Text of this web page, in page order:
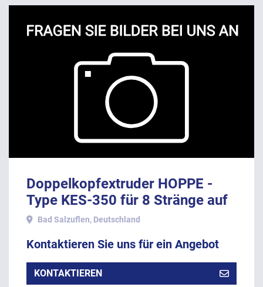
LÖSCHEN
Doppelkopfextruder HOPPE -
Type KES-350 für 8 Stränge auf
350 mm Bandbreite.
Bad Salzuflen, Deutschland
Kontaktieren Sie uns für ein Angebot
KONTAKTIEREN